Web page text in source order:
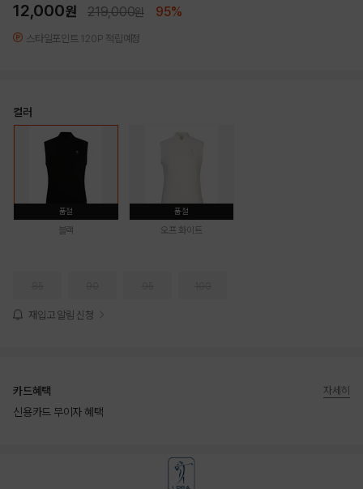
12,000원 219,000원 95%
스타일포인트 120P 적립예정
컬러
품절
블랙
품절
오프 화이트
재입고 알림 신청
카드혜택
신용카드 무이자 혜택
자세히